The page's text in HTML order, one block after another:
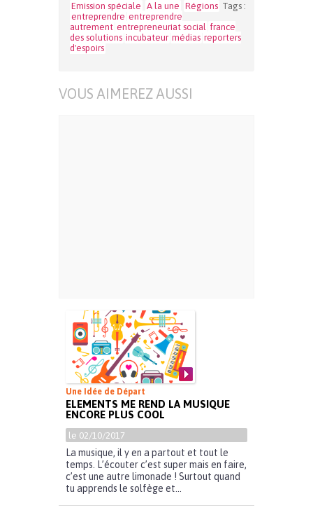
Emission spéciale A la une Régions Tags :
entreprendre entreprendre
autrement entrepreneuriat social france
des solutions incubateur médias reporters
d'espoirs
VOUS AIMEREZ AUSSI
Une Idée de Départ
ELEMENTS ME REND LA MUSIQUE
ENCORE PLUS COOL
le 02/10/2017
La musique, il y en a partout et tout le
temps. L’écouter c’est super mais en faire,
c’est une autre limonade ! Surtout quand
tu apprends le solfège et...